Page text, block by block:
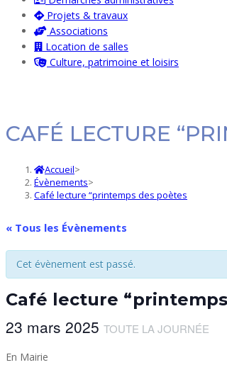
Projets & travaux
Associations
Location de salles
Culture, patrimoine et loisirs
CAFÉ LECTURE
Accueil>
Évènements>
Café lecture “printemps des poètes
« Tous les Évènements
Cet évènement est passé.
Café lecture
23 mars 2025 TOUTE LA JOURNÉE
En Mairie